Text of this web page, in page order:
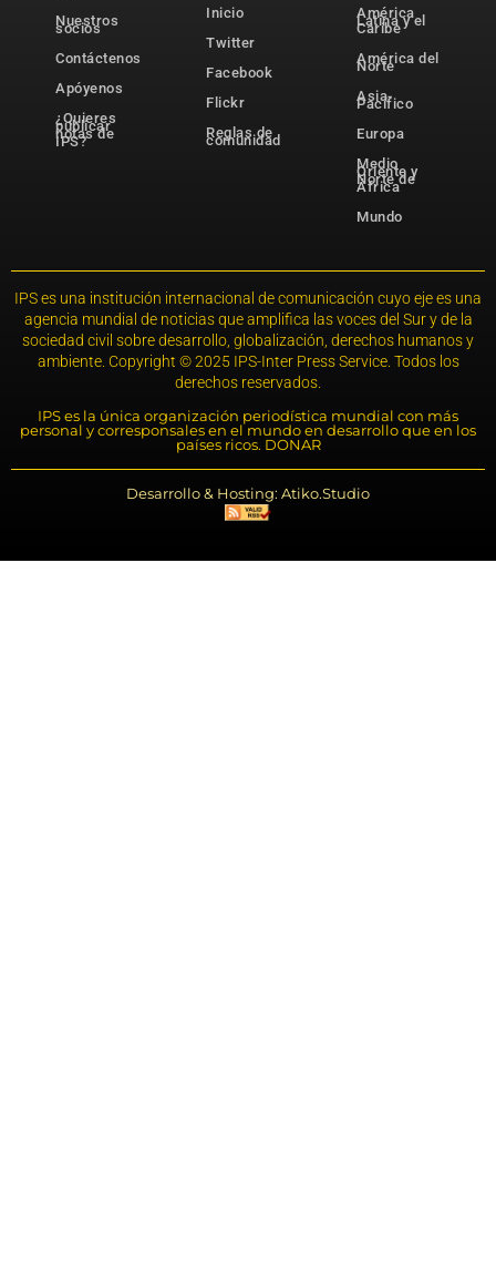
Nuestros
socios
Contáctenos
Apóyenos
¿Quieres
publicar
notas de
IPS?
Inicio
Twitter
Facebook
Flickr
Reglas de
comunidad
América
Latina y el
Caribe
América del
Norte
Asia-
Pacífico
Europa
Medio
Oriente y
Norte de
África
Mundo
IPS es una institución internacional de comunicación cuyo eje es una
agencia mundial de noticias que amplifica las voces del Sur y de la
sociedad civil sobre desarrollo, globalización, derechos humanos y
ambiente. Copyright © 2025 IPS-Inter Press Service. Todos los
derechos reservados.
IPS es la única organización periodística mundial con más
personal y corresponsales en el mundo en desarrollo que en los
países ricos. DONAR
Desarrollo & Hosting: Atiko.Studio